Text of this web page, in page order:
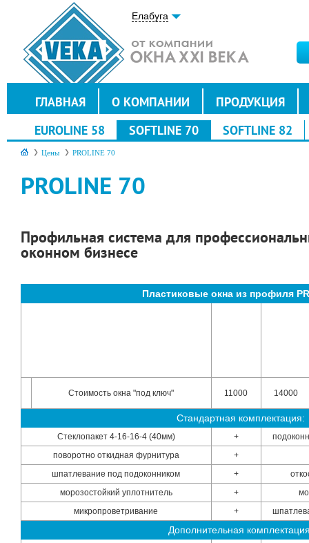
Елабуга
ГЛАВНАЯ О КОМПАНИИ
ПРОДУКЦИЯ
EUROLINE 58
SOFTLINE 70 SOFTLINE 82
Цены PROLINE 70
PROLINE 70
Профильная система для
оконном бизнесе
Пластиковые окна из профиля
Стоимость окна "под ключ" 11000 14000
Стандартная комплектация:
Стеклопакет 4-16-16-4 (40мм) +
поворотно откидная фурнитура
+
шпатлевание под подоконником
+
морозостойкий уплотнитель
+
микропроветривание
+
Дополнительная